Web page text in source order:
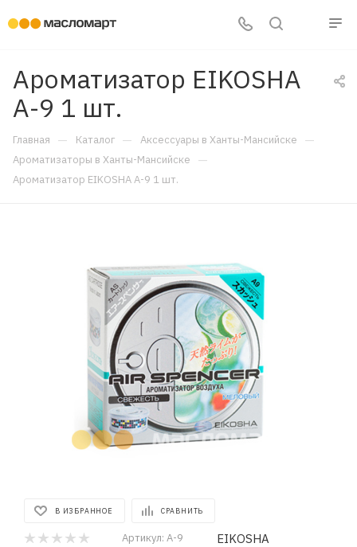
Ароматизатор EIKOSHA
А-9 1 шт.
Главная — Каталог — Аксессуары в Ханты-Мансийске —
Ароматизаторы в Ханты-Мансийске —
Ароматизатор EIKOSHA А-9 1 шт.
В ИЗБРАННОЕ СРАВНИТЬ
Артикул: A-9 EIKOSHA